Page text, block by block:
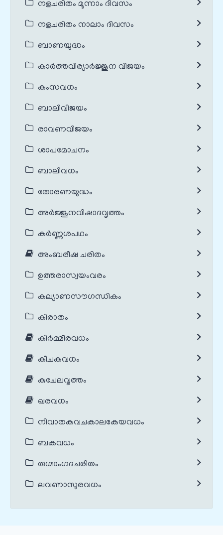
നളചരിതം മൂന്നാം ദിവസം
നളചരിതം നാലാം ദിവസം
ബാണയുദ്ധം
കാർത്തവീര്യാർജ്ജുന വിജയം
കംസവധം
ബാലിവിജയം
രാവണവിജയം
ശാപമോചനം
ബാലിവധം
തോരണയുദ്ധം
അർജ്ജുനവിഷാദവൃത്തം
കർണ്ണശപഥം
അംബരീഷ ചരിതം
ഉത്തരാസ്വയംവരം
കല്യാണസൗഗന്ധികം
കിരാതം
കിർമ്മീരവധം
കീചകവധം
കുചേലവൃത്തം
ഖരവധം
നിവാതകവചകാലകേയവധം
ബകവധം
രുഗ്മാംഗദചരിതം
ലവണാസുരവധം